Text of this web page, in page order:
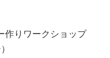
作りワークショップ